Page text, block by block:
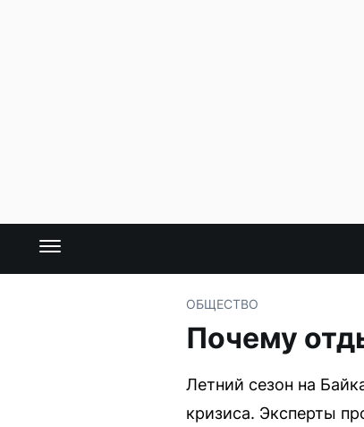
ОБЩЕСТВО
Почему
Летний сезон на
кризиса. Эксперты